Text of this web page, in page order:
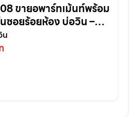
ขายอพาร์ทเม้นท์พร้อม
ซอยร้อยห้อง บ่อวิน –
มชนเหมาะลงทุนต่อย
น